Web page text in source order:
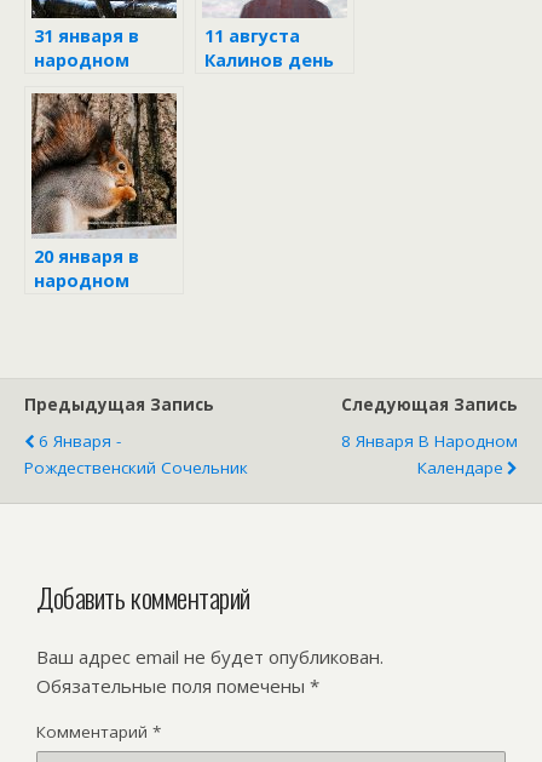
31 января в
народном
11 августа
Калинов день
20 января в
народном
Предыдущая Запись
6 Января -
Рождественский Сочельник
Следующая Запись
8 Января В Народном
Календаре
Добавить комментарий
Ваш адрес email не будет опубликован.
Обязательные поля помечены *
Комментарий *